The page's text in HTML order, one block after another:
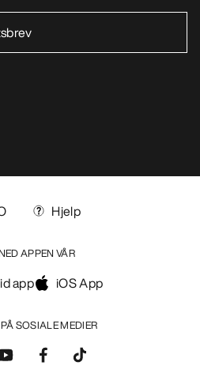
SOSIALE MEDIER
Hjelp
APPEN VÅR
app iOS App